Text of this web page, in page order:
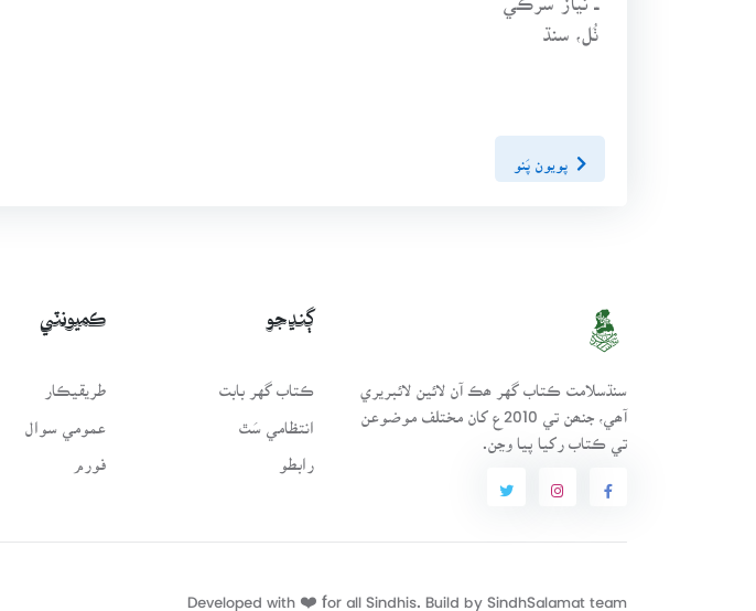
ٺُل، سنڌ
پويون پَنو
سنڌسلامت ڪتاب گهر ھڪ آن لائين لائبريري
آھي، جنھن تي 2010ع کان مختلف موضوعن
تي ڪتاب رکيا پيا وڃن.
ڳنڍجو
ڪتاب گهر بابت
انتظامي سَٿ
رابطو
ڪميونٽي
طريقيڪار
عمومي سوال
فورم
Developed with ❤️ for all Sindhis. Build by SindhSalamat